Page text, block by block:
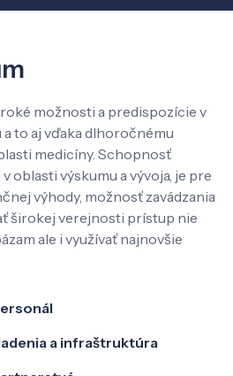
how
O nás
SK EN
možnosti a predispozície v
to aj vďaka dlhoročnému
medicíny. Schopnosť
oblasti výskumu a vývoja, je pre
výhody, možnosť zavádzania
širokej verejnosti prístup nie
ale i využívať najnovšie
a infraštruktúra